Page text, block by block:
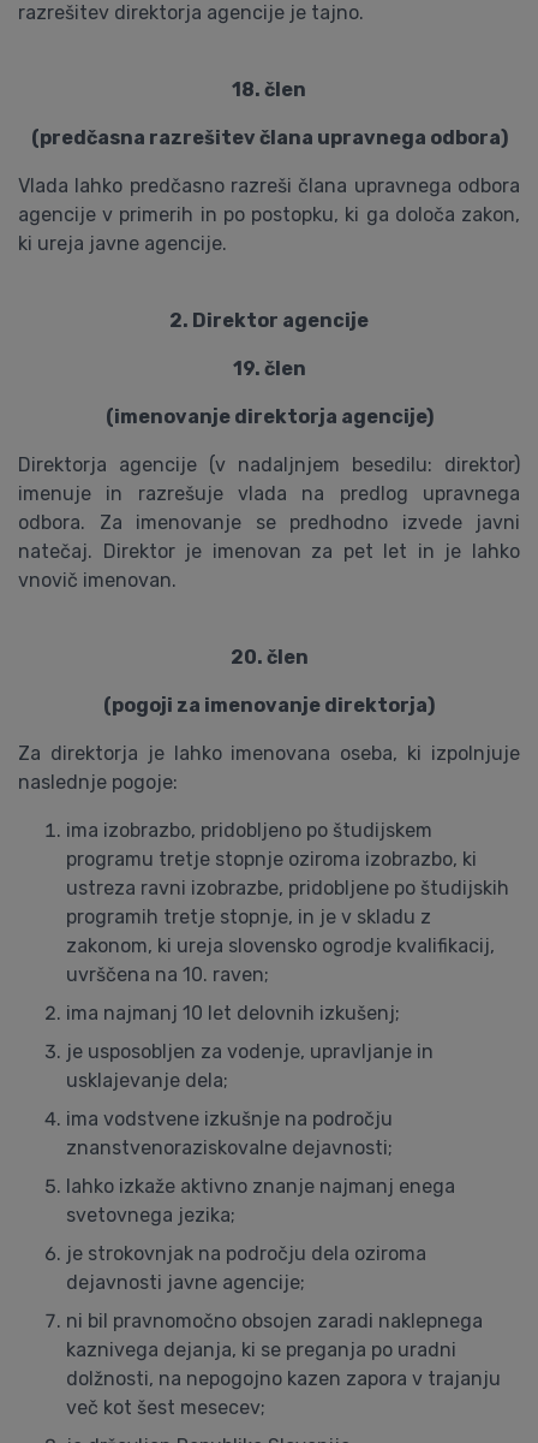
razrešitev direktorja agencije je tajno.
18. člen
(predčasna razrešitev člana upravnega odbora)
Vlada lahko predčasno razreši člana upravnega odbora
agencije v primerih in po postopku, ki ga določa zakon,
ki ureja javne agencije.
2. Direktor agencije
19. člen
(imenovanje direktorja agencije)
Direktorja agencije (v nadaljnjem besedilu: direktor)
imenuje in razrešuje vlada na predlog upravnega
odbora. Za imenovanje se predhodno izvede javni
natečaj. Direktor je imenovan za pet let in je lahko
vnovič imenovan.
20. člen
(pogoji za imenovanje direktorja)
Za direktorja je lahko imenovana oseba, ki izpolnjuje
naslednje pogoje:
ima izobrazbo, pridobljeno po študijskem
programu tretje stopnje oziroma izobrazbo, ki
ustreza ravni izobrazbe, pridobljene po študijskih
programih tretje stopnje, in je v skladu z
zakonom, ki ureja slovensko ogrodje kvalifikacij,
uvrščena na 10. raven;
ima najmanj 10 let delovnih izkušenj;
je usposobljen za vodenje, upravljanje in
usklajevanje dela;
ima vodstvene izkušnje na področju
znanstvenoraziskovalne dejavnosti;
lahko izkaže aktivno znanje najmanj enega
svetovnega jezika;
je strokovnjak na področju dela oziroma
dejavnosti javne agencije;
ni bil pravnomočno obsojen zaradi naklepnega
kaznivega dejanja, ki se preganja po uradni
dolžnosti, na nepogojno kazen zapora v trajanju
več kot šest mesecev;